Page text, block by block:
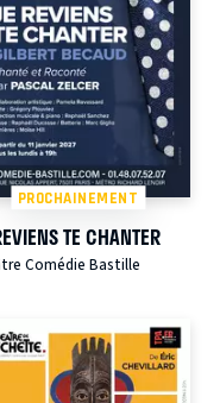
PROCHAINEMENT
TE CHANTER
Comédie Bastille